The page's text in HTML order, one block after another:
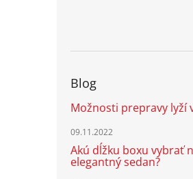
Blog
Možnosti prepravy lyží
09.11.2022
Akú dĺžku boxu vybrať
elegantný sedan?